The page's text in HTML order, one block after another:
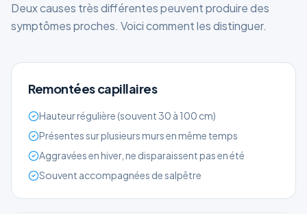
Deux causes très différentes peuvent produire des
symptômes proches. Voici comment les distinguer.
Remontées capillaires
Hauteur régulière (souvent 30 à 100 cm)
Présentes sur plusieurs murs en même temps
Aggravées en hiver, ne disparaissent pas en été
Souvent accompagnées de salpêtre